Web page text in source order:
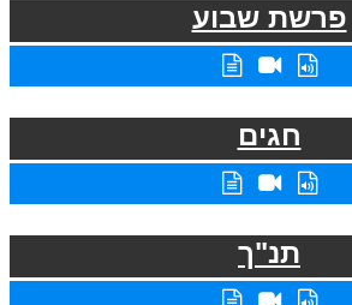
פרשת שבוע
חגים
תנ"ך